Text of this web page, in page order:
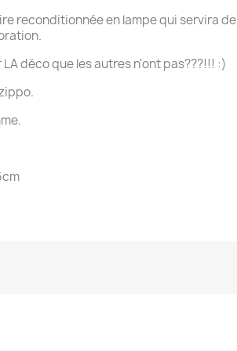
reconditionnée en lampe qui servira de
déco que les autres n'ont pas???!!! :)